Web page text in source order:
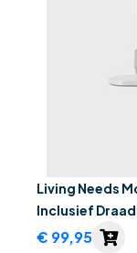
Living Needs
Inclusief
€ 99,95